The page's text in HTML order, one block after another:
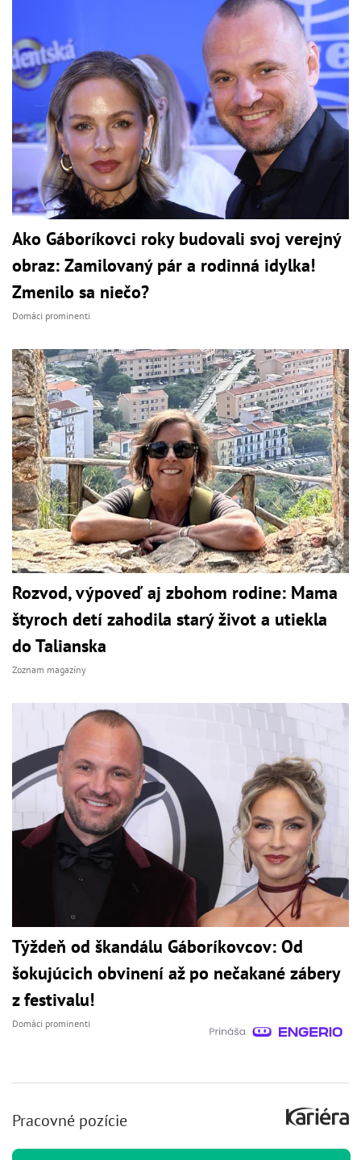
Ako Gáboríkovci roky budovali svoj verejný
obraz: Zamilovaný pár a rodinná idylka!
Zmenilo sa niečo?
Domáci prominenti
Rozvod, výpoveď aj zbohom rodine: Mama
štyroch detí zahodila starý život a utiekla
do Talianska
Zoznam magazíny
Týždeň od škandálu Gáboríkovcov: Od
šokujúcich obvinení až po nečakané zábery
z festivalu!
Domáci prominenti
Pracovné pozície